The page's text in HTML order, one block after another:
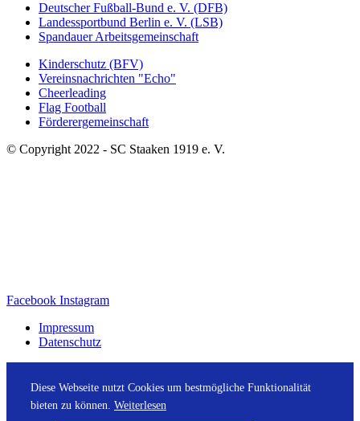
Deutscher Fußball-Bund e. V. (DFB)
Landessportbund Berlin e. V. (LSB)
Spandauer Arbeitsgemeinschaft
Kinderschutz (BFV)
Vereinsnachrichten "Echo"
Cheerleading
Flag Football
Förderergemeinschaft
© Copyright 2022 - SC Staaken 1919 e. V.
Facebook Instagram
Impressum
Datenschutz
Diese Webseite nutzt Cookies um bestmögliche Funktionalität
bieten zu können. Weiterlesen